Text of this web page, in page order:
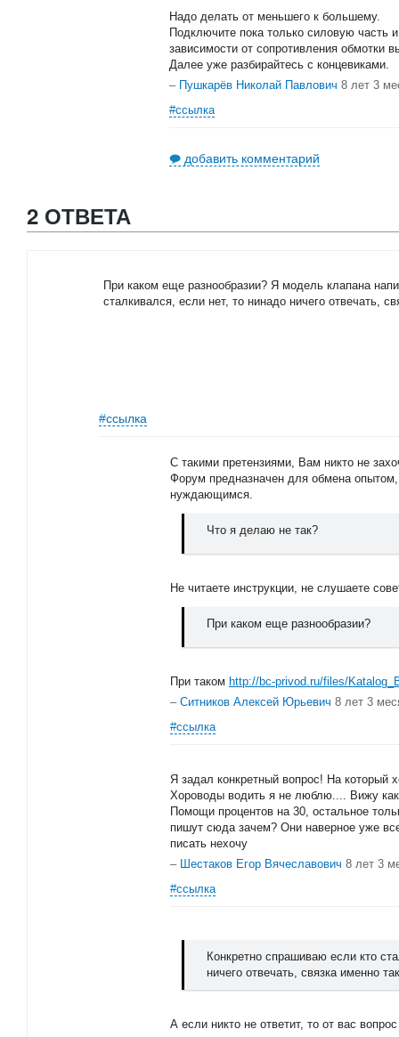
Надо делать от меньшего к большему.
Подключите пока только силовую часть
зависимости от сопротивления обмотки
Далее уже разбирайтесь с концевиками.
– Пушкарёв Николай Павлович 8 лет 3
#ссылка
добавить комментарий
2 ОТВЕТА
При каком еще разнообразии? Я модель клапана
сталкивался, если нет, то нинадо ничего отвечать,
#ссылка
С такими претензиями, Вам никто не
Форум предназначен для обмена
нуждающимся.
Что я делаю не так?
Не читаете инструкции, не слушаете
При каком еще разнообразии?
При таком http://bc-privod.ru/files/
– Ситников Алексей Юрьевич 8 лет 3
#ссылка
Я задал конкретный вопрос! На который
Хороводы водить я не люблю.... Вижу
Помощи процентов на 30, остальное
пишут сюда зачем? Они наверное уже
писать нехочу
– Шестаков Егор Вячеславович 8 лет 3
#ссылка
Конкретно спрашиваю если кто
ничего отвечать, связка именно
А если никто не ответит, то от вас